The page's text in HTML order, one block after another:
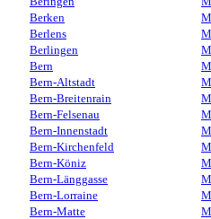
Berken
Berlens
Berlingen
Bern
Bern-Altstadt
Bern-Breitenrain
Bern-Felsenau
Bern-Innenstadt
Bern-Kirchenfeld
Bern-Köniz
Bern-Länggasse
Bern-Lorraine
Bern-Matte